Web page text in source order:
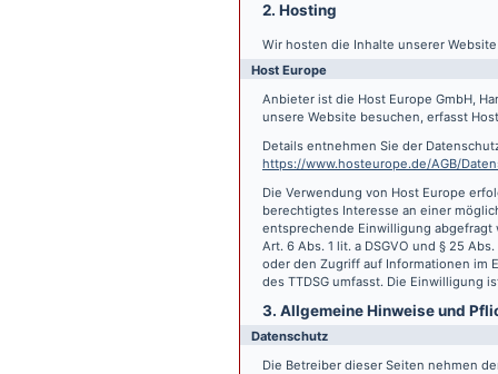
2. Hosting
Wir hosten die Inhalte unserer
Host Europe
Anbieter ist die Host Europe GmbH,
unsere Website besuchen, erfasst
Details entnehmen Sie der
https://www.hosteurope.de/AGB/
Die Verwendung von Host Europe
berechtigtes Interesse an einer
entsprechende Einwilligung abgefragt
Art. 6 Abs. 1 lit. a DSGVO und § 25
oder den Zugriff auf Informationen im
des TTDSG umfasst. Die Einwilligung
3. Allgemeine Hinweise und
Datenschutz
Die Betreiber dieser Seiten nehmen